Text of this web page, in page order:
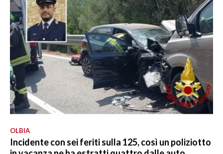
OLBIA
Incidente con sei feriti sulla 125, così un poliziotto